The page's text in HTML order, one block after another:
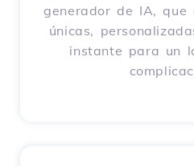
generador de IA, que
únicas,
instante para un